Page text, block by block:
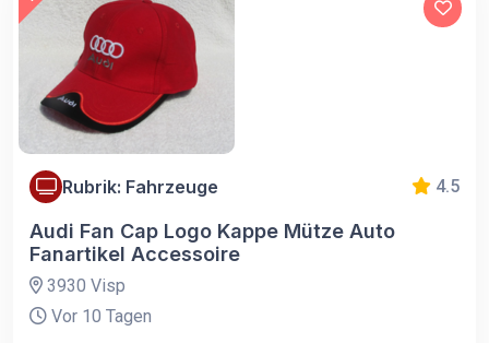
Rubrik: Fahrzeuge 4.5
Audi Fan Cap Logo Kappe Mütze Auto
Fanartikel Accessoire
3930 Visp
Vor 10 Tagen